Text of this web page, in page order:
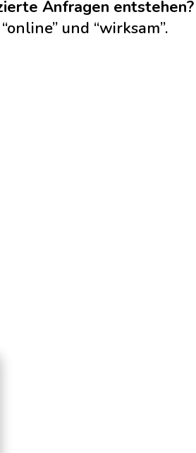
Anfragen entstehen?
und “wirksam”.